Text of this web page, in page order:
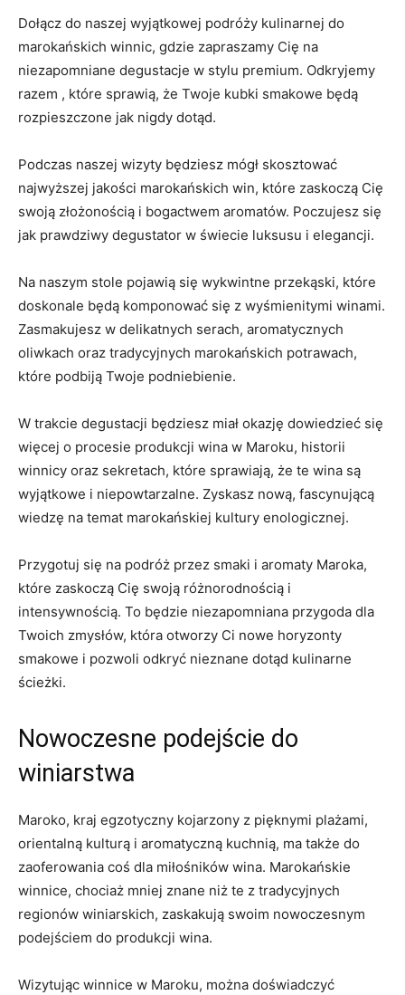
Dołącz do naszej wyjątkowej podróży ⁢kulinarnej do
‌marokańskich winnic, ⁣gdzie zapraszamy Cię na
niezapomniane degustacje w stylu premium. Odkryjemy
⁢razem , które⁤ sprawią, że Twoje kubki ⁤smakowe będą
rozpieszczone​ jak ‌nigdy dotąd.
Podczas naszej⁣ wizyty będziesz mógł⁣ skosztować⁢
najwyższej jakości ‍marokańskich win, które zaskoczą Cię⁣
swoją złożonością i bogactwem aromatów. ⁢Poczujesz się​
jak prawdziwy degustator w świecie⁢ luksusu i elegancji.
Na naszym stole pojawią się wykwintne przekąski, które
doskonale ⁢będą ‍komponować się z⁢ wyśmienitymi winami.
Zasmakujesz w delikatnych serach, aromatycznych
⁢oliwkach⁣ oraz tradycyjnych‌ marokańskich potrawach,
które podbiją Twoje podniebienie.
W trakcie degustacji będziesz miał okazję‌ dowiedzieć się
więcej o procesie produkcji wina w Maroku, historii
winnicy oraz sekretach, które sprawiają, że te wina są
‌wyjątkowe i niepowtarzalne. ⁣Zyskasz nową, fascynującą
wiedzę na temat marokańskiej kultury enologicznej.
Przygotuj się na podróż przez smaki i aromaty Maroka,
które zaskoczą Cię swoją⁢ różnorodnością ⁢i​
intensywnością. To ⁢będzie niezapomniana⁤ przygoda ⁤dla⁤
Twoich zmysłów, która otworzy‍ Ci nowe horyzonty
smakowe i pozwoli‍ odkryć nieznane dotąd kulinarne
ścieżki.
Nowoczesne podejście do
⁤winiarstwa
Maroko, kraj egzotyczny kojarzony z pięknymi ⁢plażami,
orientalną ⁤kulturą i aromatyczną kuchnią, ma także do
zaoferowania coś dla miłośników wina. Marokańskie
winnice, chociaż mniej znane niż te z ⁣tradycyjnych
regionów winiarskich,⁢ zaskakują​ swoim⁤ nowoczesnym
podejściem do⁢ produkcji wina.
Wizytując winnice w Maroku, można doświadczyć